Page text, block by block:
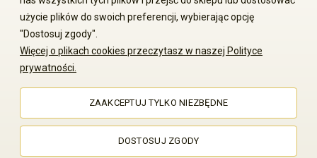
© 2008-2026 MS70.pl / Ms70 Sp. z o.o. Wszelkie prawa
zastrzeżone. Kopiowanie treści i zdjęć bez zgody właściciela
Sklep internetowy Shoper Premium
użycie plików do swoich preferencji, wybierając opcję
"Dostosuj zgody".
Więcej o plikach cookies przeczytasz w naszej Polityce
prywatności.
ZAAKCEPTUJ TYLKO NIEZBĘDNE
DOSTOSUJ ZGODY